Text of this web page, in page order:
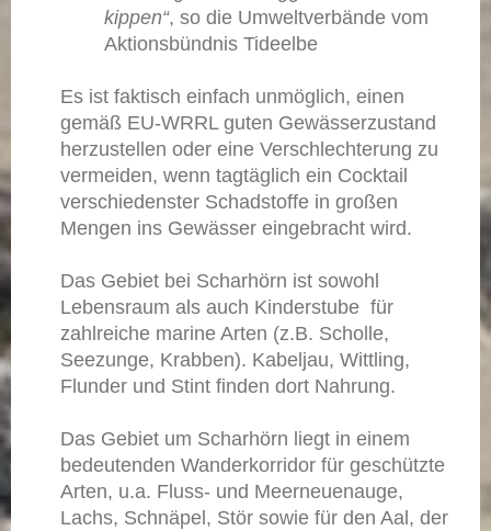
kippen“, so die Umweltverbände vom
Aktionsbündnis Tideelbe
Es ist faktisch einfach unmöglich, einen
gemäß EU-WRRL guten Gewässerzustand
herzustellen oder eine Verschlechterung zu
vermeiden, wenn tagtäglich ein Cocktail
verschiedenster Schadstoffe in großen
Mengen ins Gewässer eingebracht wird.
Das Gebiet bei Scharhörn ist sowohl
Lebensraum als auch Kinderstube für
zahlreiche marine Arten (z.B. Scholle,
Seezunge, Krabben). Kabeljau, Wittling,
Flunder und Stint finden dort Nahrung.
Das Gebiet um Scharhörn liegt in einem
bedeutenden Wanderkorridor für geschützte
Arten, u.a. Fluss- und Meerneuenauge,
Lachs, Schnäpel, Stör sowie für den Aal, der